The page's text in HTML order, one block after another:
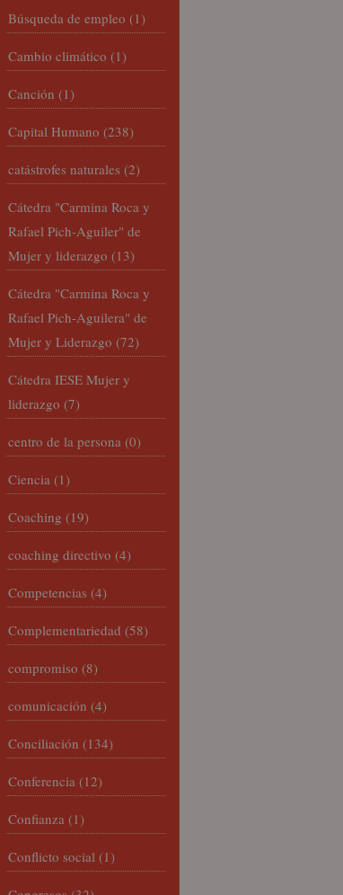
Búsqueda de empleo (1)
Cambio climático (1)
Canción (1)
Capital Humano (238)
catástrofes naturales (2)
Cátedra "Carmina Roca y
Rafael Pich-Aguiler" de
Mujer y liderazgo (13)
Cátedra "Carmina Roca y
Rafael Pich-Aguilera" de
Mujer y Liderazgo (72)
Cátedra IESE Mujer y
liderazgo (7)
centro de la persona (0)
Ciencia (1)
Coaching (19)
coaching directivo (4)
Competencias (4)
Complementariedad (58)
compromiso (8)
comunicación (4)
Conciliación (134)
Conferencia (12)
Confianza (1)
Conflicto social (1)